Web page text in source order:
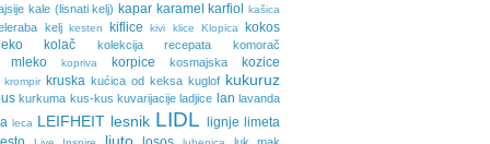
kale (lisnati kelj) kapar karamel karfiol kašica
kelj kesten kiflice kivi klice Klopica
kokos
kolač kolekcija recepata komorač
mleko kopriva korpice kosmajska kozice
krompir kruska kućica od keksa kuglof kukuruz
kurkuma kus-kus kuvarijacije ladjice lan lavanda
leca LEIFHEIT lesnik LIDL lignje limeta